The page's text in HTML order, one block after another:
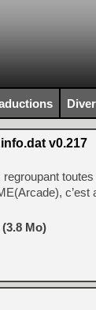
v0.217
regroupant
Mo)